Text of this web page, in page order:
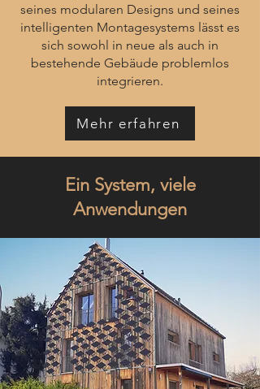
seines modularen Designs und seines
intelligenten Montagesystems lässt es
sich sowohl in neue als auch in
bestehende Gebäude problemlos
integrieren.
Mehr erfahren
Ein System, viele
Anwendungen